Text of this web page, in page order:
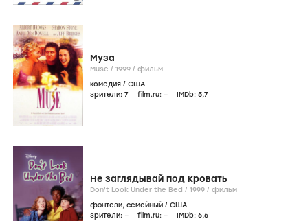
Муза
Muse / 1999 / фильм
комедия / США
зрители: 7 film.ru: – IMDb: 5,7
Не заглядывай под кровать
Don't Look Under the Bed / 1999 / фильм
фэнтези, семейный / США
зрители: – film.ru: – IMDb: 6,6